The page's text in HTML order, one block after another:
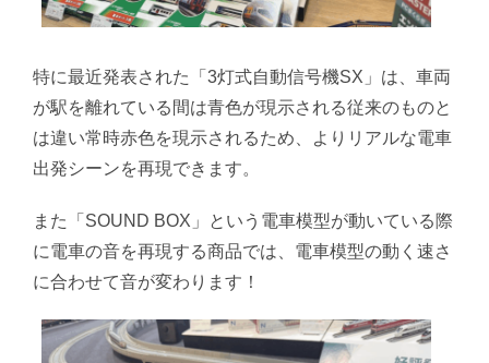
特に最近発表された「3灯式自動信号機SX」は、車両
が駅を離れている間は青色が現示される従来のものと
は違い常時赤色を現示されるため、よりリアルな電車
出発シーンを再現できます。
また「SOUND BOX」という電車模型が動いている際
に電車の音を再現する商品では、電車模型の動く速さ
に合わせて音が変わります！